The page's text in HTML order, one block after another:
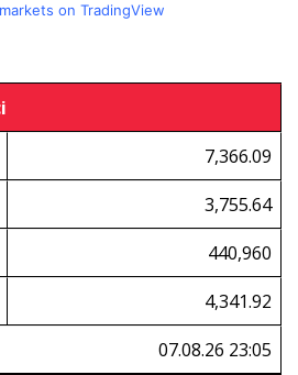
on TradingView
7,366.09
3,755.64
440,960
4,341.92
07.08.26 23:05